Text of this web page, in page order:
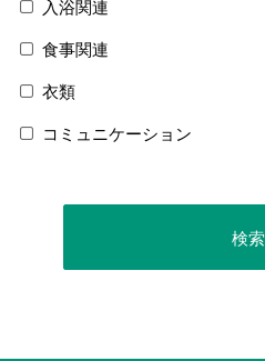
入浴関連
食事関連
衣類
コミュニケーション